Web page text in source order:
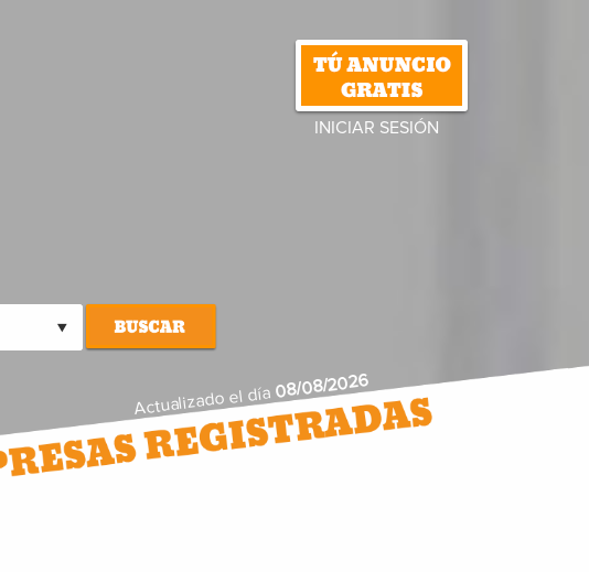
INICIAR SESIÓN
Actualizado el día08/08/2026